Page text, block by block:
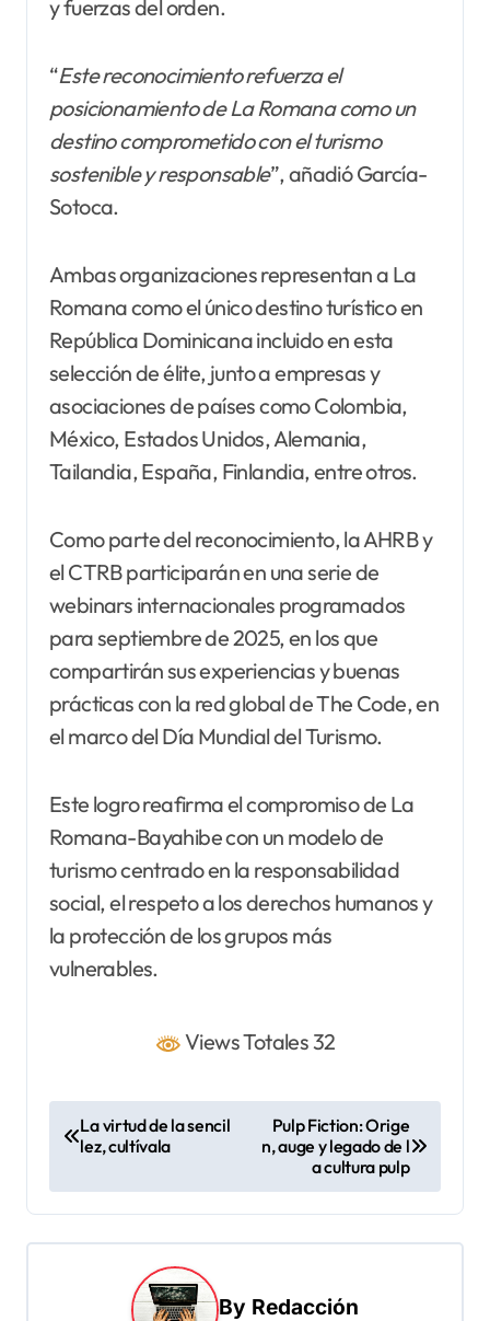
y fuerzas del orden.
“Este reconocimiento refuerza el
posicionamiento de La Romana como un
destino comprometido con el turismo
sostenible y responsable”, añadió García-
Sotoca.
Ambas organizaciones representan a La
Romana como el único destino turístico en
República Dominicana incluido en esta
selección de élite, junto a empresas y
asociaciones de países como Colombia,
México, Estados Unidos, Alemania,
Tailandia, España, Finlandia, entre otros.
Como parte del reconocimiento, la AHRB y
el CTRB participarán en una serie de
webinars internacionales programados
para septiembre de 2025, en los que
compartirán sus experiencias y buenas
prácticas con la red global de The Code, en
el marco del Día Mundial del Turismo.
Este logro reafirma el compromiso de La
Romana-Bayahibe con un modelo de
turismo centrado en la responsabilidad
social, el respeto a los derechos humanos y
la protección de los grupos más
vulnerables.
Views Totales 32
v
e
La virtud de la sencil
lez, cultívala
Pulp Fiction: Orige
n, auge y legado de l
a cultura pulp
By Redacción